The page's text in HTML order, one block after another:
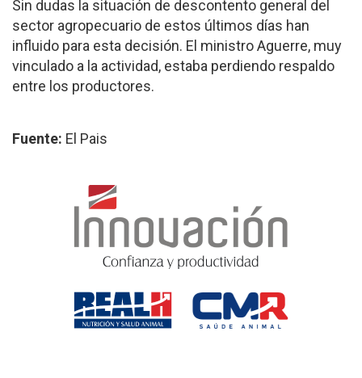
Sin dudas la situación de descontento general del
sector agropecuario de estos últimos días han
influido para esta decisión. El ministro Aguerre, muy
vinculado a la actividad, estaba perdiendo respaldo
entre los productores.
Fuente: El Pais